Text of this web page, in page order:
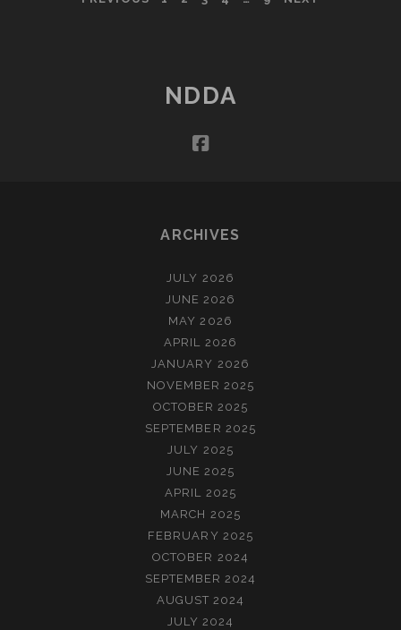
NDDA
facebook
ARCHIVES
JULY 2026
JUNE 2026
MAY 2026
APRIL 2026
JANUARY 2026
NOVEMBER 2025
OCTOBER 2025
SEPTEMBER 2025
JULY 2025
JUNE 2025
APRIL 2025
MARCH 2025
FEBRUARY 2025
OCTOBER 2024
SEPTEMBER 2024
AUGUST 2024
JULY 2024